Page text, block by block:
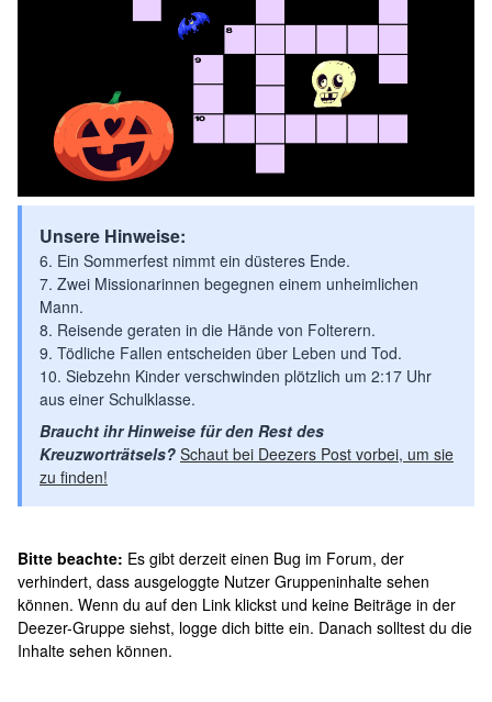
Unsere Hinweise:
6. Ein Sommerfest nimmt ein düsteres Ende.
7. Zwei Missionarinnen begegnen einem unheimlichen
Mann.
8. Reisende geraten in die Hände von Folterern.
9. Tödliche Fallen entscheiden über Leben und Tod.
10. Siebzehn Kinder verschwinden plötzlich um 2:17 Uhr
aus einer Schulklasse.
Braucht ihr Hinweise für den Rest des
Kreuzworträtsels? Schaut bei Deezers Post vorbei, um sie
zu finden!
Bitte beachte: Es gibt derzeit einen Bug im Forum, der
verhindert, dass ausgeloggte Nutzer Gruppeninhalte sehen
können. Wenn du auf den Link klickst und keine Beiträge in der
Deezer-Gruppe siehst, logge dich bitte ein. Danach solltest du die
Inhalte sehen können.